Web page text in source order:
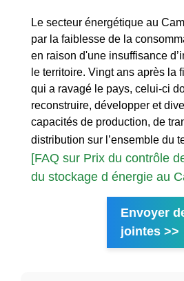
Le secteur énergétique au
par la faiblesse de la
en raison d'une insuffisance
le territoire. Vingt ans après la
qui a ravagé le pays, celui-ci
reconstruire, développer et
capacités de production, de
distribution sur l’ensemble du
[FAQ sur Prix du contrôle
du stockage d énergie au
Envoyer
jointes >>